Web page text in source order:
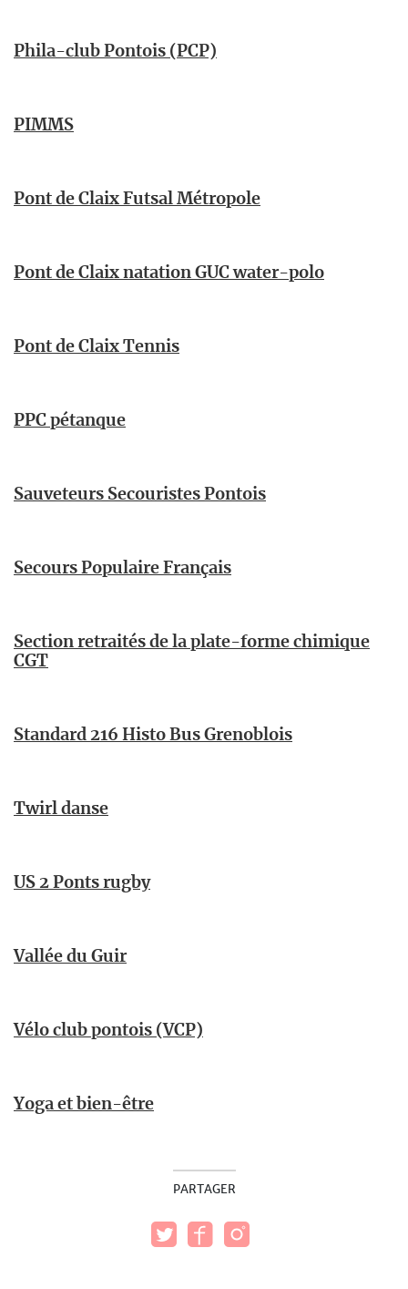
Phila-club Pontois (PCP)
PIMMS
Pont de Claix Futsal Métropole
Pont de Claix natation GUC water-polo
Pont de Claix Tennis
PPC pétanque
Sauveteurs Secouristes Pontois
Secours Populaire Français
Section retraités de la plate-forme chimique
CGT
Standard 216 Histo Bus Grenoblois
Twirl danse
US 2 Ponts rugby
Vallée du Guir
Vélo club pontois (VCP)
Yoga et bien-être
PARTAGER